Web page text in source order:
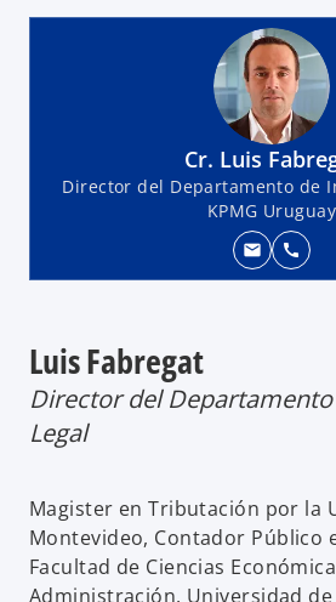
Cr. Luis
Director del Departamento de
KPMG Uruguay
mail call
Luis Fabregat
Director del
Legal
Magister en Tributación por la
Montevideo, Contador Público
Facultad de Ciencias
Administración, Universidad de